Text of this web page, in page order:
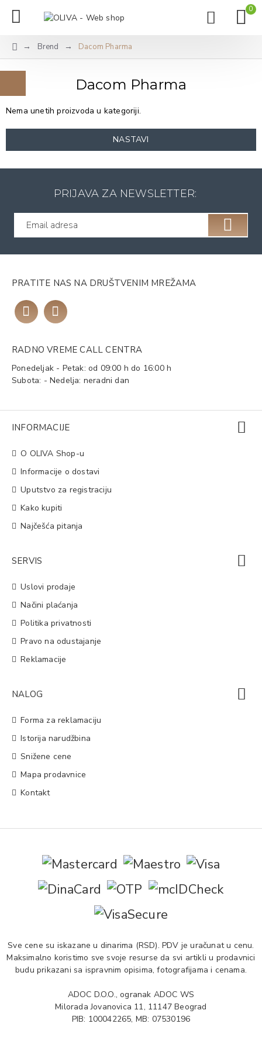
0
Brend Dacom Pharma
Dacom Pharma
Nema unetih proizvoda u kategoriji.
NASTAVI
PRIJAVA ZA NEWSLETTER:
PRATITE NAS NA DRUŠTVENIM MREŽAMA
RADNO VREME CALL CENTRA
Ponedeljak - Petak: od 09:00 h do 16:00 h
Subota: - Nedelja: neradni dan
INFORMACIJE
O OLIVA Shop-u
Informacije o dostavi
Uputstvo za registraciju
Kako kupiti
Najčešća pitanja
SERVIS
Uslovi prodaje
Načini plaćanja
Politika privatnosti
Pravo na odustajanje
Reklamacije
NALOG
Forma za reklamaciju
Istorija narudžbina
Snižene cene
Mapa prodavnice
Kontakt
Sve cene su iskazane u dinarima (RSD). PDV je uračunat u cenu.
Maksimalno koristimo sve svoje resurse da svi artikli u prodavnici
budu prikazani sa ispravnim opisima, fotografijama i cenama.
ADOC D.O.O., ogranak ADOC WS
Milorada Jovanovica 11, 11147 Beograd
PIB: 100042265, MB: 07530196